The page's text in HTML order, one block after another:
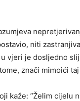
niti
vjeri je dosljedno
znači mimoići
kaže: “Želim cijelu